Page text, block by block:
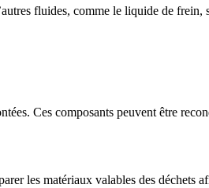
fluides, comme le liquide de
Ces composants peuvent être
les matériaux valables des déchets